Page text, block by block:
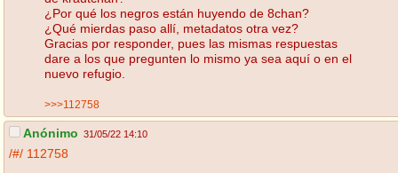
¿Por qué los negros están huyendo de 8chan?
¿Qué mierdas paso allí, metadatos otra vez?
Gracias por responder, pues las mismas respuestas
dare a los que pregunten lo mismo ya sea aquí o en el
nuevo refugio.
>>>112758
Anónimo 31/05/22 14:10
/#/ 112758